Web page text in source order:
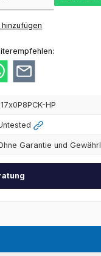
HP
Garantie und